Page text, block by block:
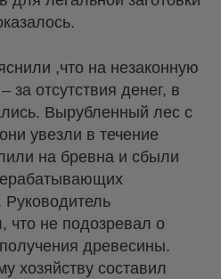
,что на незаконную
за отсутствия денег, в
Вырубленный лес с
увезли в течение
на бревна и сбыли
Руководитель
что не подозревал о
древесины.
хозяйству составил